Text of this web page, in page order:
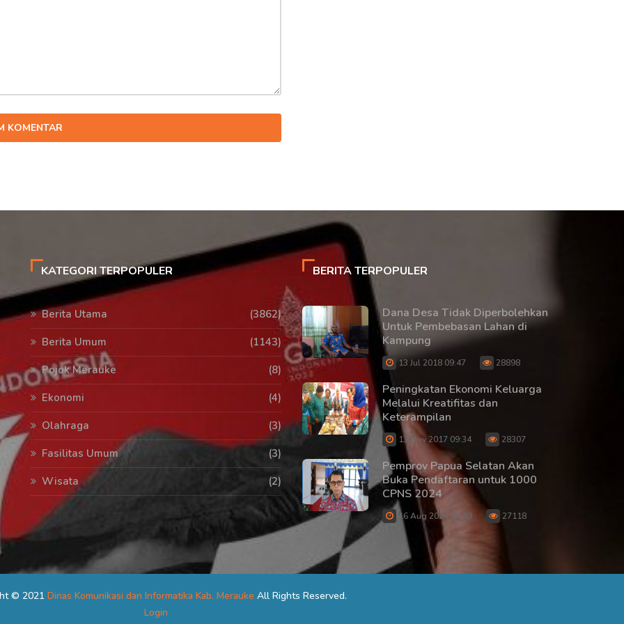
KOMENTAR
KATEGORI TERPOPULER
Berita Utama
(3862)
Berita Umum
(1143)
Pojok Merauke
(8)
Ekonomi
(4)
Olahraga
(3)
Fasilitas Umum
(3)
Wisata
(2)
BERITA TERPOPULER
Dana Desa Tidak Diperbolehkan
Untuk Pembebasan Lahan di
Kampung
13 Jul 2018 09:47 28898
Peningkatan Ekonomi Keluarga
Melalui Kreatifitas dan
Keterampilan
13 Nov 2017 09:34 28307
Pemprov Papua Selatan Akan
Buka Pendaftaran untuk 1000
CPNS 2024
16 Aug 2024 20:09 27118
© 2021 Dinas Komunikasi dan Informatika Kab. Merauke All Rights Reserved.
Login